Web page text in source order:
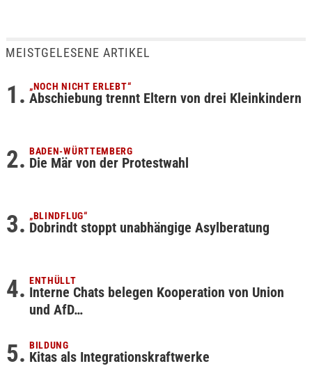
MEISTGELESENE ARTIKEL
„NOCH NICHT ERLEBT“
Abschiebung trennt Eltern von drei Kleinkindern
BADEN-WÜRTTEMBERG
Die Mär von der Protestwahl
„BLINDFLUG“
Dobrindt stoppt unabhängige Asylberatung
ENTHÜLLT
Interne Chats belegen Kooperation von Union
und AfD…
BILDUNG
Kitas als Integrationskraftwerke